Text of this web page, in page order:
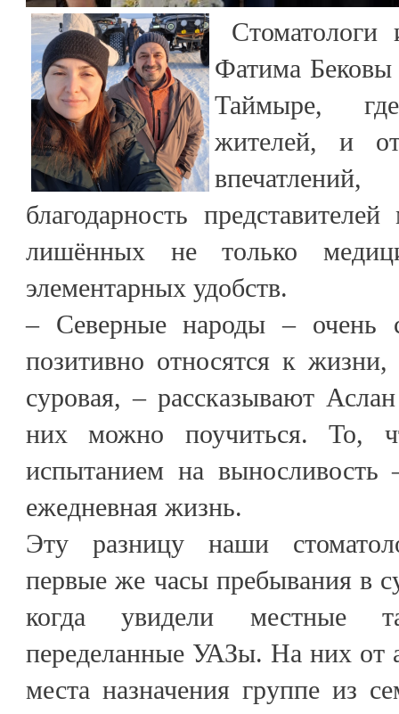
Фатима Бековы
Таймыре,
жителей, и
благодарность
лишённых не только
элементарных удобств.
– Северные народы – очень
позитивно относятся к
суровая, – рассказывают
них можно поучиться. То,
испытанием на
ежедневная жизнь.
Эту разницу наши
первые же часы пребывания в
когда увидели местные
переделанные УАЗы. На них от
места назначения группе из